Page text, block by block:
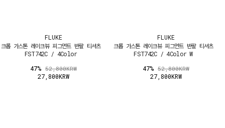
FLUKE
크롭 가스톤 레이크뷰 피그먼트 반팔 티셔츠
FST742C / 4Color
47% 52,800KRW
27,800KRW
FLUKE
크롭 가스톤 레이크뷰 피그먼트 반팔 티셔츠
FST742C / 4Color W
47% 52,800KRW
27,800KRW